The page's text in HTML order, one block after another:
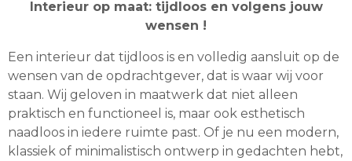
Interieur op maat: tijdloos en volgens jouw
wensen !
Een interieur dat tijdloos is en volledig aansluit op de
wensen van de opdrachtgever, dat is waar wij voor
staan. Wij geloven in maatwerk dat niet alleen
praktisch en functioneel is, maar ook esthetisch
naadloos in iedere ruimte past. Of je nu een modern,
klassiek of minimalistisch ontwerp in gedachten hebt,